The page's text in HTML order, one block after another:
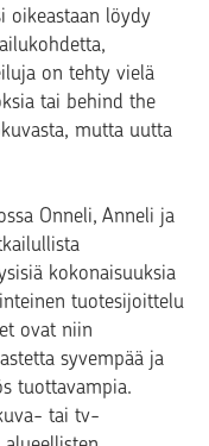
oikeastaan löydy
on tehty vielä
tai behind the
mutta uutta
Onneli, Anneli ja
kokonaisuuksia
tuotesijoittelu
ovat niin
syvempää ja
tuottavampia.
tai tv-